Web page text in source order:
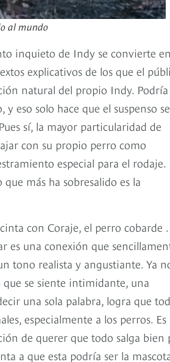
al mundo
inquieto de Indy se convierte
explicativos de los que el
natural del propio Indy. Podría
eso solo hace que el suspenso se
sí, la mayor particularidad de
con su propio perro como
especial para el rodaje.
más ha sobresalido es la
con Coraje, el perro cobarde
es una conexión que
tono realista y angustiante. Ya
se siente intimidante, una
una sola palabra, logra que
especialmente a los perros.
de querer que todo salga bien
a que esta podría ser la